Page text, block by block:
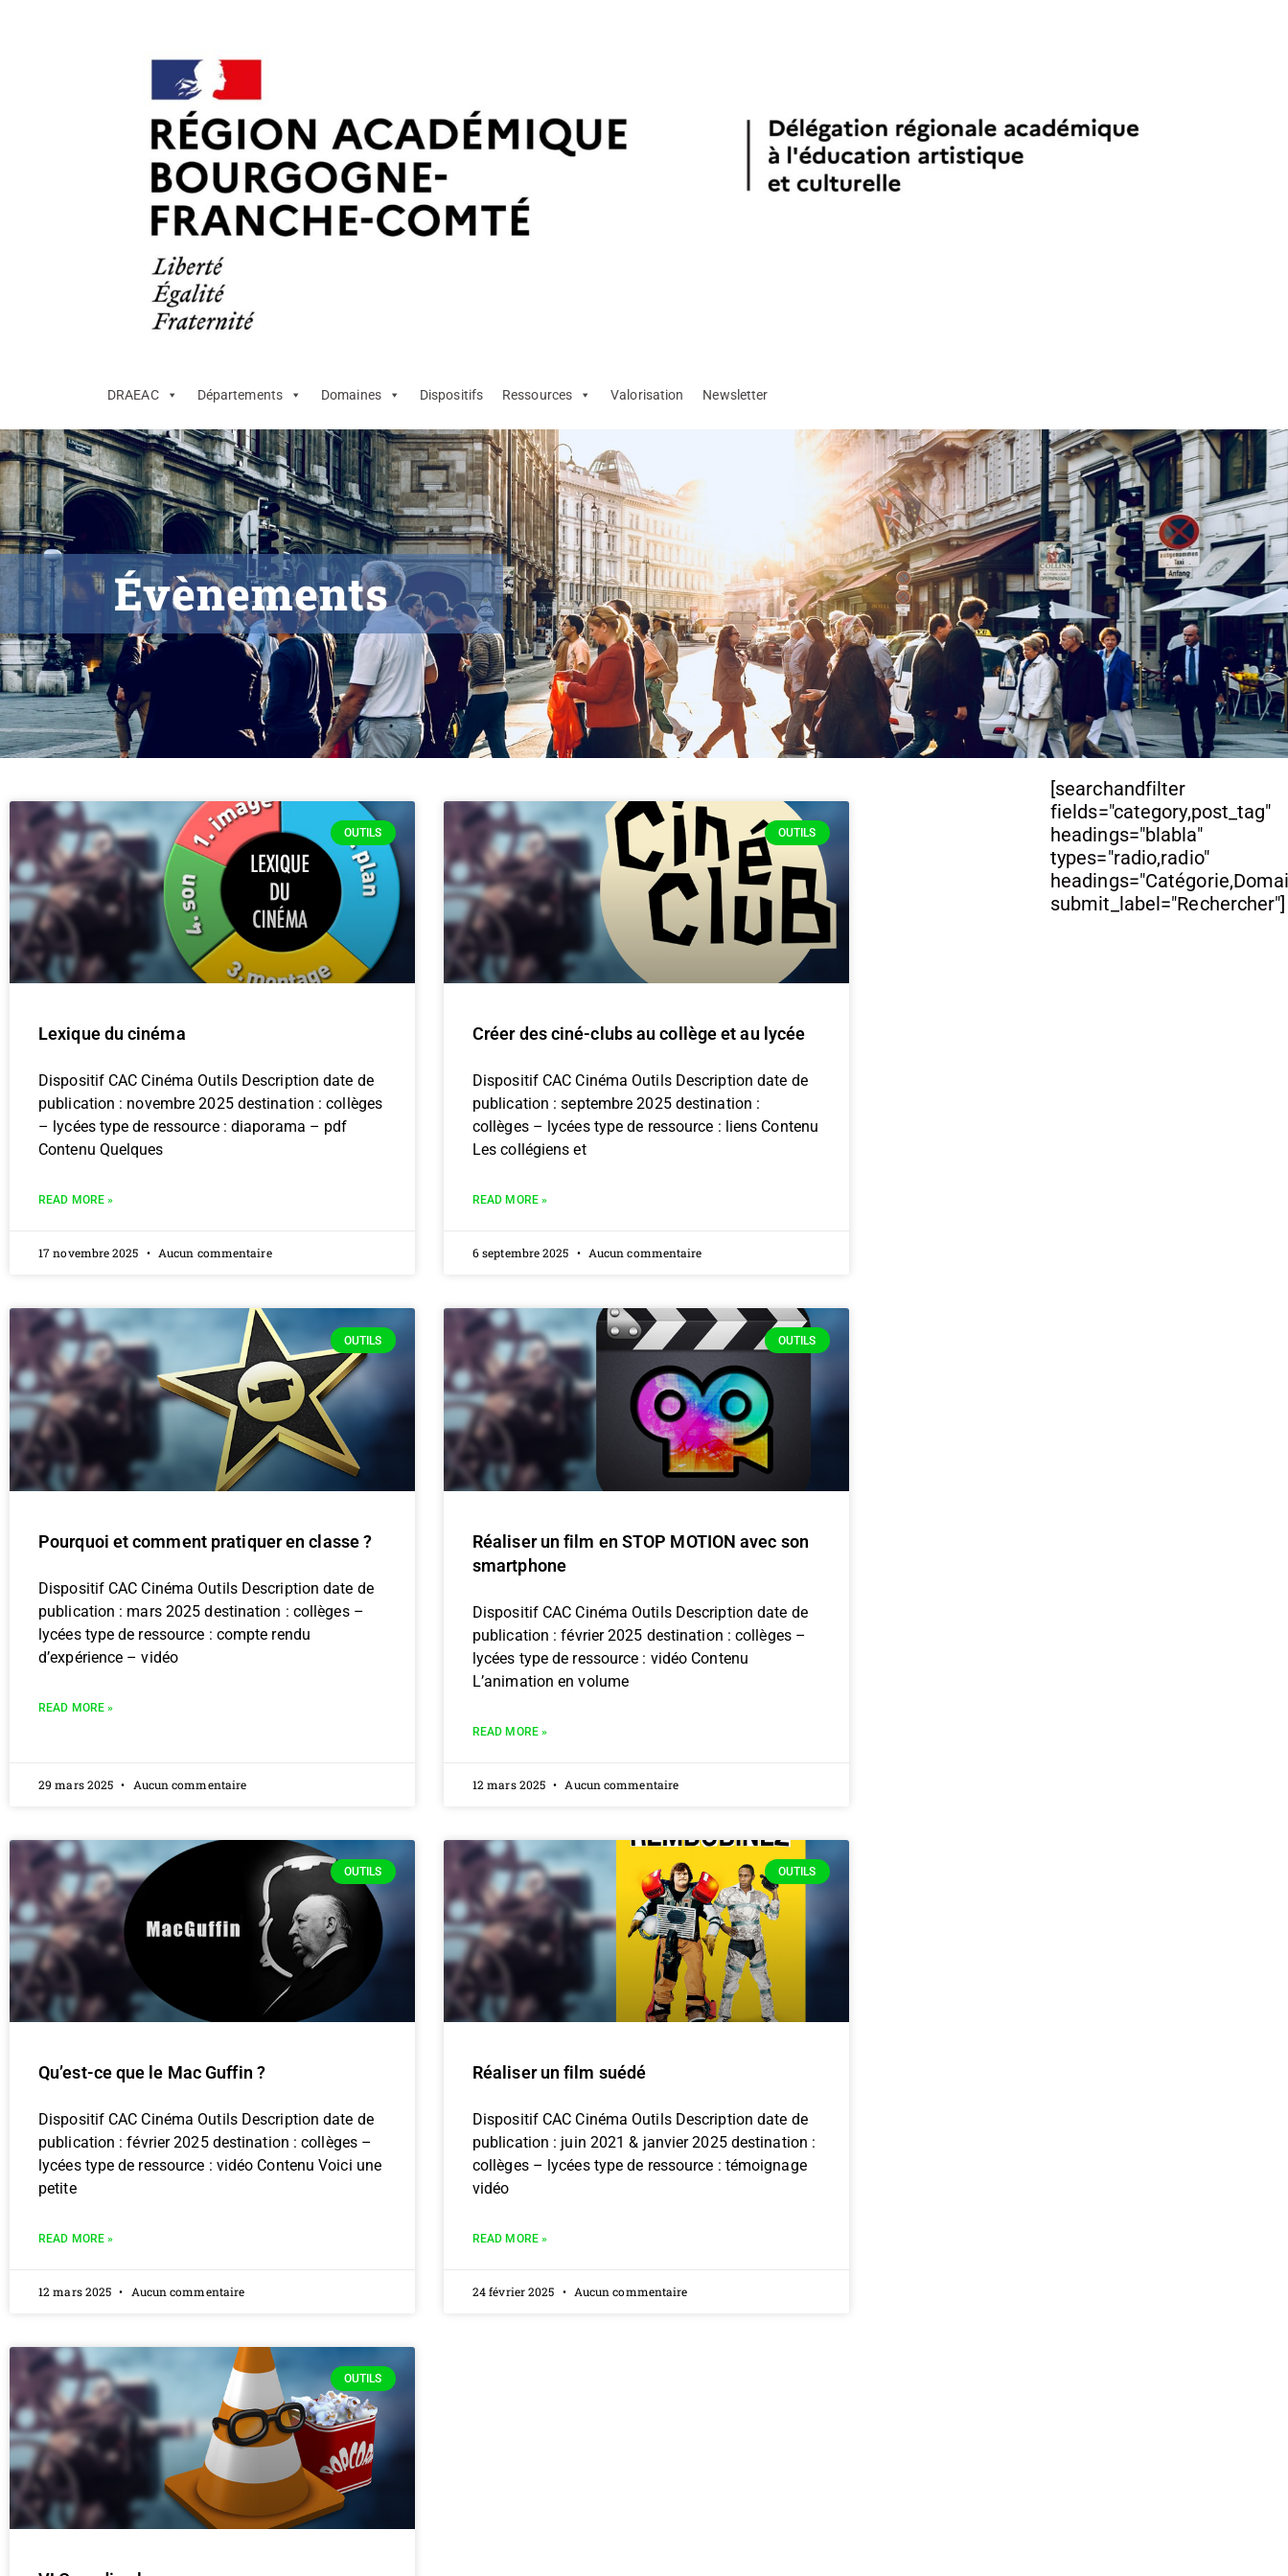
DRAEAC Départements Domaines Dispositifs Ressources Valorisation Newsletter
Évènements
OUTILS
Lexique du cinéma
Dispositif CAC Cinéma Outils Description date de
publication : novembre 2025 destination : collèges
– lycées type de ressource : diaporama – pdf
Contenu Quelques
READ MORE »
17 novembre 2025 Aucun commentaire
OUTILS
Créer des ciné-clubs au collège et au lycée
Dispositif CAC Cinéma Outils Description date de
publication : septembre 2025 destination :
collèges – lycées type de ressource : liens Contenu
Les collégiens et
READ MORE »
6 septembre 2025 Aucun commentaire
OUTILS
Pourquoi et comment pratiquer en classe ?
Dispositif CAC Cinéma Outils Description date de
publication : mars 2025 destination : collèges –
lycées type de ressource : compte rendu
d’expérience – vidéo
READ MORE »
29 mars 2025 Aucun commentaire
OUTILS
Réaliser un film en STOP MOTION avec son
smartphone
Dispositif CAC Cinéma Outils Description date de
publication : février 2025 destination : collèges –
lycées type de ressource : vidéo Contenu
L’animation en volume
READ MORE »
12 mars 2025 Aucun commentaire
OUTILS
Qu’est-ce que le Mac Guffin ?
Dispositif CAC Cinéma Outils Description date de
publication : février 2025 destination : collèges –
lycées type de ressource : vidéo Contenu Voici une
petite
READ MORE »
12 mars 2025 Aucun commentaire
OUTILS
Réaliser un film suédé
Dispositif CAC Cinéma Outils Description date de
publication : juin 2021 & janvier 2025 destination :
collèges – lycées type de ressource : témoignage
vidéo
READ MORE »
24 février 2025 Aucun commentaire
OUTILS
[searchandfilter
fields="category,post_tag"
headings="blabla"
types="radio,radio"
submit_label="Rechercher"]